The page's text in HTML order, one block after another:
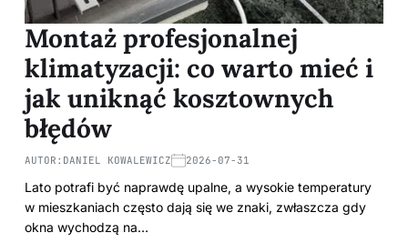
Montaż profesjonalnej
klimatyzacji: co warto mieć i
jak uniknąć kosztownych
błędów
AUTOR: DANIEL KOWALEWICZ 2026-07-31
Lato potrafi być naprawdę upalne, a wysokie temperatury
w mieszkaniach często dają się we znaki, zwłaszcza gdy
okna wychodzą na…